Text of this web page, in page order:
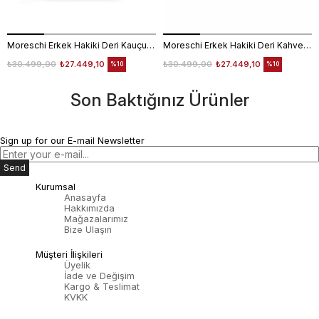
Moreschi Erkek Hakiki Deri Kauçuk Taban Kahverengi Loafer Konforlu Ayakkabı
₺27.449,10
₺30.499,00 %10
Moreschi Erkek Hakiki Deri Kahverengi Loafer Konforlu Ayakkabı
₺27.449,10
₺30.499,00 %10
Son Baktığınız Ürünler
Sign up for our E-mail Newsletter
Send
Kurumsal
Anasayfa
Hakkımızda
Mağazalarımız
Bize Ulaşın
Müşteri İlişkileri
Üyelik
İade ve Değişim
Kargo & Teslimat
KVKK